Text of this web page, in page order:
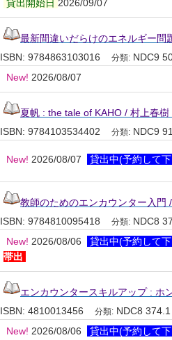
貸出開始日 2026/09/07
最新間違いだらけのエネルギー問
ISBN: 9784863103016
分類: NDC9
New! 2026/08/07
夏帆 : the tale of KAHO / 村上春樹
ISBN: 9784103534402
分類: NDC9
New! 2026/08/07 貸出中(予約して
教師のためのエンカウンター入門
ISBN: 9784810095418
分類: NDC8
New! 2026/08/06
貸出中(予約して
帯出
エンカウンタースキルアップ : ホ
ISBN: 4810013456
分類: NDC8
New! 2026/08/06
貸出中(予約して